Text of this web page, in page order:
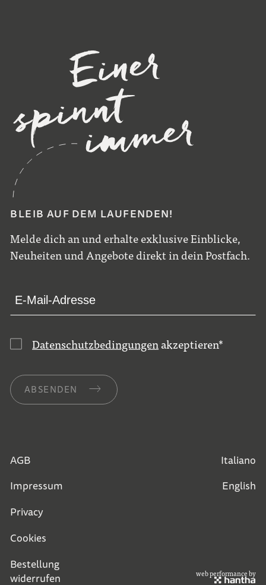
BLEIB AUF DEM LAUFENDEN!
Melde dich an und erhalte exklusive Einblicke,
Neuheiten und Angebote direkt in dein Postfach.
Datenschutzbedingungen akzeptieren*
ABSENDEN
AGB
Impressum
Privacy
Cookies
Bestellung
widerrufen
Italiano
English
web performance by